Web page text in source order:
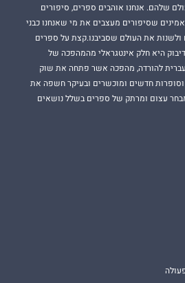
שלהם. אנחנו אוהבים ספרים, סיפורים
שסיפורים מעצבים את מי שאנחנו כבני
ולשנות את העולם שסביבנו.קצת על ספרים
היא חלק אינטגראלי מהמהפכה של
להורדה, מהפכה אשר פתחה את שוק
חדשים ומוכשרים ובעיקר חשפה את
עצום ומרתק של ספרים בשלל נושאים